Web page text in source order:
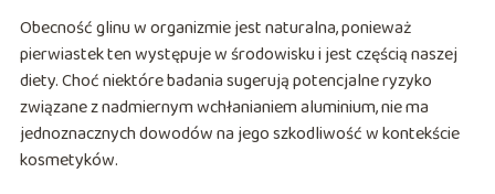
Obecność glinu w organizmie jest naturalna, ponieważ
pierwiastek ten występuje w środowisku i jest częścią naszej
diety. Choć niektóre badania sugerują potencjalne ryzyko
związane z nadmiernym wchłanianiem aluminium, nie ma
jednoznacznych dowodów na jego szkodliwość w kontekście
kosmetyków.